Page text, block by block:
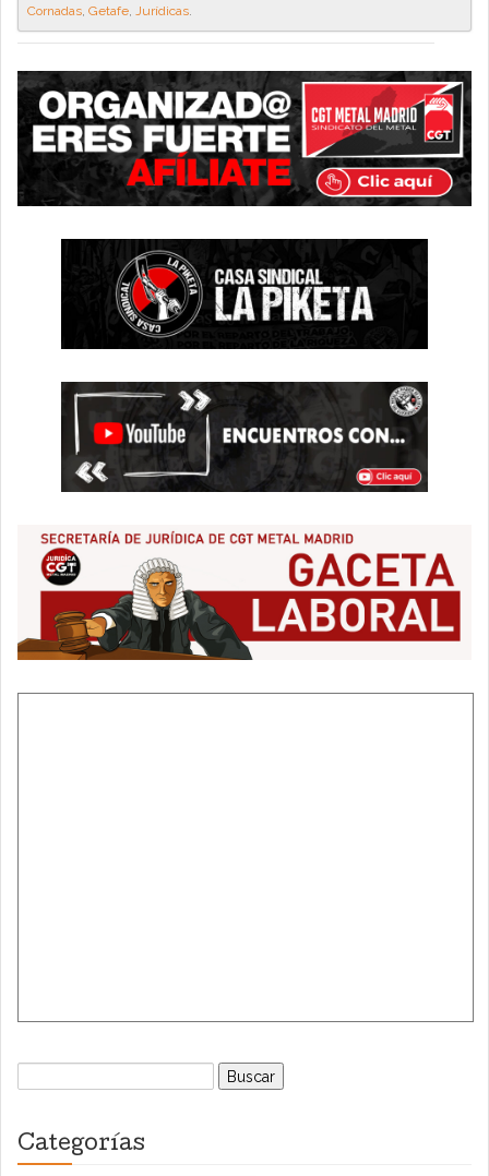
Cornadas Getafe Jurídicas
Buscar:
Categorías